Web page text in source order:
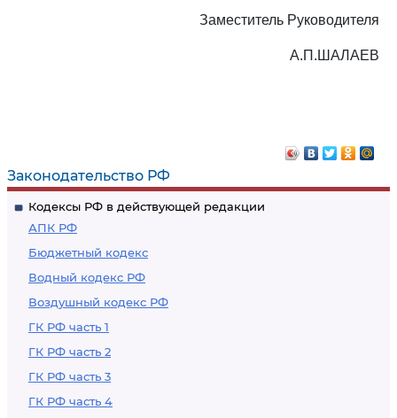
Законодательство РФ
Кодексы РФ в действующей редакции
АПК РФ
Бюджетный кодекс
Водный кодекс РФ
Воздушный кодекс РФ
ГК РФ часть 1
ГК РФ часть 2
ГК РФ часть 3
ГК РФ часть 4
Заместитель Руководителя
А.П.ШАЛАЕВ